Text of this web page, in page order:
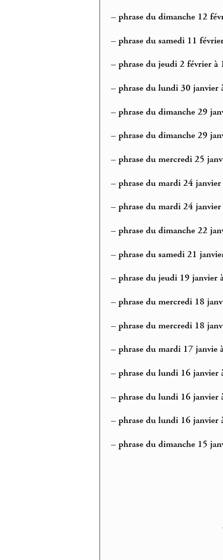
– phrase du dimanche 12
– phrase du samedi 11
– phrase du jeudi 2 février à
– phrase du lundi 30 janvier
– phrase du dimanche 29
– phrase du dimanche 29
– phrase du mercredi 25
– phrase du mardi 24
– phrase du mardi 24
– phrase du dimanche 22
– phrase du samedi 21
– phrase du jeudi 19 janvier
– phrase du mercredi 18
– phrase du mercredi 18
– phrase du mardi 17 janvie
– phrase du lundi 16 janvier
– phrase du lundi 16 janvier
– phrase du lundi 16 janvier
– phrase du dimanche 15